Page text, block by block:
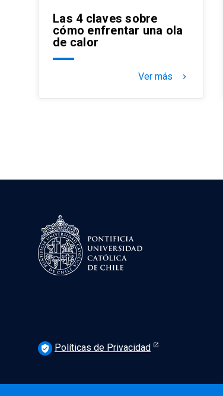
Las 4 claves sobre
cómo enfrentar una ola
de calor
Ver más keyboard_arrow_right
verified_user Políticas de Privacidad